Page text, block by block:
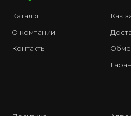
Каталог
О компании
Контакты
Как